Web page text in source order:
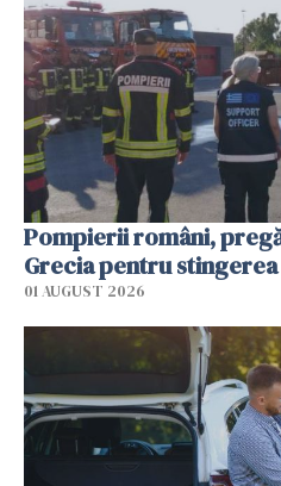
Pompierii români,
Grecia pentru
01 AUGUST 2026